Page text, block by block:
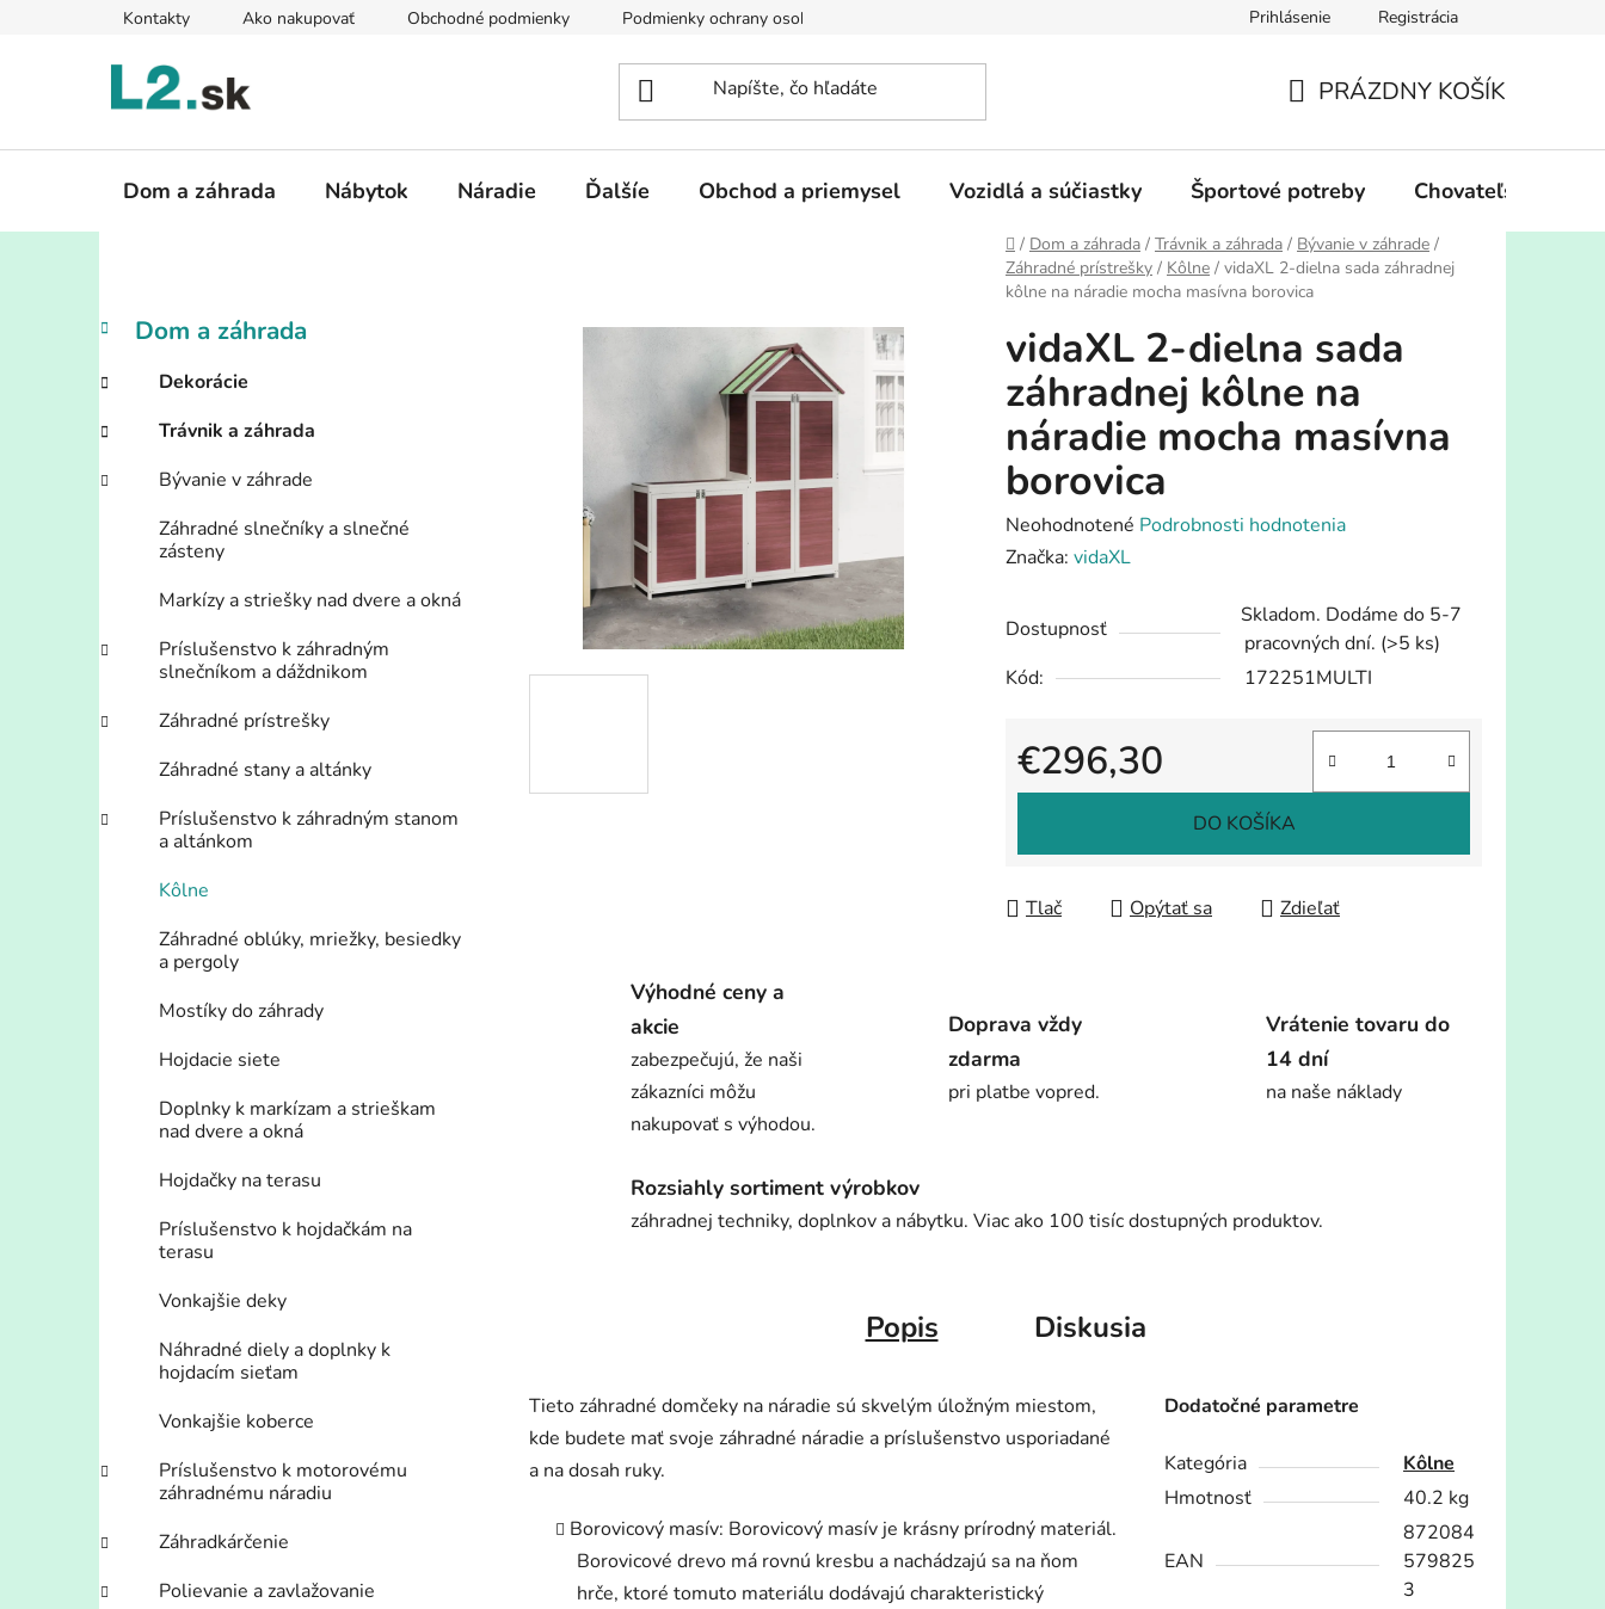
Kontakty Ako nakupovať Obchodné podmienky Podmienky ochrany osobných údajov Prihlásenie Registrácia
KOŠÍK
PRÁZDNY KOŠÍK
Dom a záhrada Nábytok Náradie Ďalšíe Obchod a priemysel Vozidlá a súčiastky Športové potreby Chovateľské
Domov
/ Dom a záhrada / Trávnik a záhrada / Bývanie v záhrade /
Záhradné prístrešky / Kôlne / vidaXL 2-dielna sada záhradnej
kôlne na náradie mocha masívna borovica
B
č
ý
p
Preskočiť
kategórie
K
a
e
g
ó
r
Dom a záhrada
Dekorácie
Trávnik a záhrada
Bývanie v záhrade
Záhradné slnečníky a slnečné
zásteny
Markízy a striešky nad dvere a okná
Príslušenstvo k záhradným
slnečníkom a dáždnikom
Záhradné prístrešky
Záhradné stany a altánky
Príslušenstvo k záhradným stanom
a altánkom
Kôlne
Záhradné oblúky, mriežky, besiedky
a pergoly
Mostíky do záhrady
Hojdacie siete
Doplnky k markízam a strieškam
nad dvere a okná
Hojdačky na terasu
Príslušenstvo k hojdačkám na
terasu
Vonkajšie deky
Náhradné diely a doplnky k
hojdacím sieťam
Vonkajšie koberce
Príslušenstvo k motorovému
záhradnému náradiu
Záhradkárčenie
Polievanie a zavlažovanie
vidaXL 2-dielna sada
záhradnej kôlne na
náradie mocha masívna
borovica
Priemerné
hodnotenie
je
z
hviezdičiek.
Neohodnotené Podrobnosti hodnotenia
Značka: vidaXL
Dostupnosť
Skladom. Dodáme do 5-7
pracovných dní. (>5 ks)
Kód:
172251MULTI
€296,30
Jednotková cena:
DO KOŠÍKA
Tlač Opýtať sa Zdieľať
Výhodné ceny a
akcie
zabezpečujú, že naši
zákazníci môžu
nakupovať s výhodou.
Doprava vždy
zdarma
pri platbe vopred.
Vrátenie tovaru do
14 dní
na naše náklady
Rozsiahly sortiment výrobkov
záhradnej techniky, doplnkov a nábytku. Viac ako 100 tisíc dostupných produktov.
Popis Diskusia
Tieto záhradné domčeky na náradie sú skvelým úložným miestom,
kde budete mať svoje záhradné náradie a príslušenstvo usporiadané
a na dosah ruky.
Borovicový masív: Borovicový masív je krásny prírodný materiál.
Borovicové drevo má rovnú kresbu a nachádzajú sa na ňom
hrče, ktoré tomuto materiálu dodávajú charakteristický
Dodatočné parametre
Kategória
Kôlne
Hmotnosť
40.2 kg
EAN
872084
579825
3